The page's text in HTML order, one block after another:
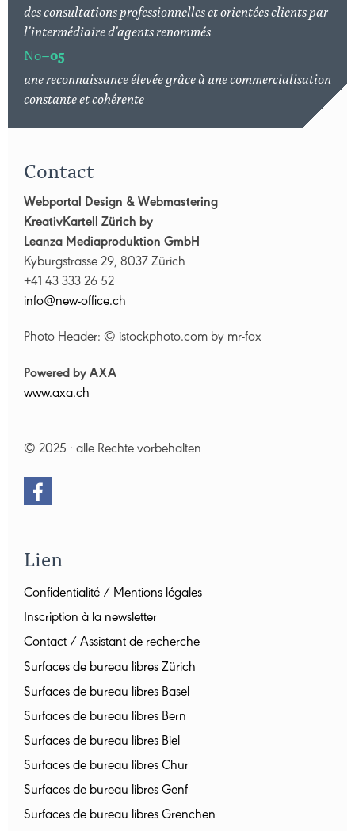
des consultations professionnelles et orientées clients par
l'intermédiaire d'agents renommés
No–05
une reconnaissance élevée grâce à une commercialisation
constante et cohérente
Contact
Webportal Design & Webmastering
KreativKartell Zürich by
Leanza Mediaproduktion GmbH
Kyburgstrasse 29, 8037 Zürich
+41 43 333 26 52
nf
n w- ffc ch
Photo Header: © istockphoto.com by mr-fox
Powered by AXA
www.axa.ch
© 2025 · alle Rechte vorbehalten
Lien
Confidentialité / Mentions légales
Inscription à la newsletter
Contact / Assistant de recherche
Surfaces de bureau libres Zürich
Surfaces de bureau libres Basel
Surfaces de bureau libres Bern
Surfaces de bureau libres Biel
Surfaces de bureau libres Chur
Surfaces de bureau libres Genf
Surfaces de bureau libres Grenchen